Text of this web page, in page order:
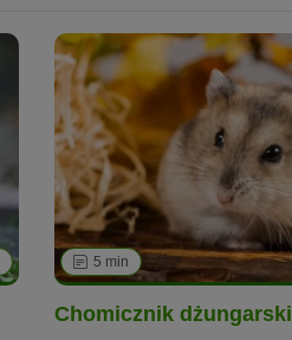
5 min
Chomicznik dżungarski